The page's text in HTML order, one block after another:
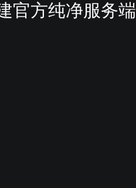
官方纯净服务端